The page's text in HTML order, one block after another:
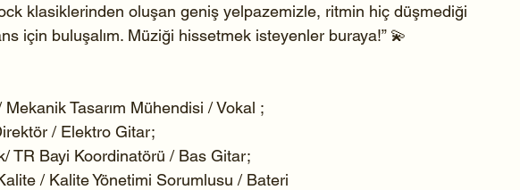
klasiklerinden oluşan geniş yelpazemizle, ritmin hiç düşmediği
için buluşalım. Müziği hissetmek isteyenler buraya!” 💫
Tasarım Mühendisi / Vokal ;
/ Elektro Gitar;
TR Bayi Koordinatörü / Bas Gitar;
/ Kalite Yönetimi Sorumlusu / Bateri